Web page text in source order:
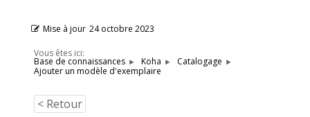
Mise à jour 24 octobre 2023
Vous êtes ici:
Base de connaissances Koha
Catalogage
Ajouter un modèle d'exemplaire
< Retour